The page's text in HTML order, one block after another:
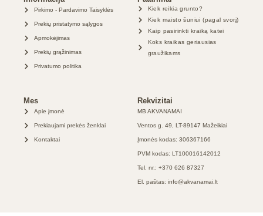
Pirkimo - Pardavimo Taisyklės
Prekių pristatymo sąlygos
Apmokėjimas
Prekių grąžinimas
Privatumo politika
Kiek reikia grunto?
Kiek maisto šuniui (pagal svorį)
Kaip pasirinkti kraiką katei
Koks kraikas geriausias
graužikams
Mes
Apie įmonė
Prekiaujami prekės ženklai
Kontaktai
Rekvizitai
MB AKVANAMAI
Ventos g. 49, LT-89147 Mažeikiai
Įmonės kodas: 306367166
PVM kodas: LT100016142012
Tel. nr.: +370 626 87327
El. paštas: info@akvanamai.lt